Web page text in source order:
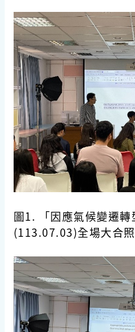
圖1. 「因應氣候變遷轉
(113.07.03)全場大合照